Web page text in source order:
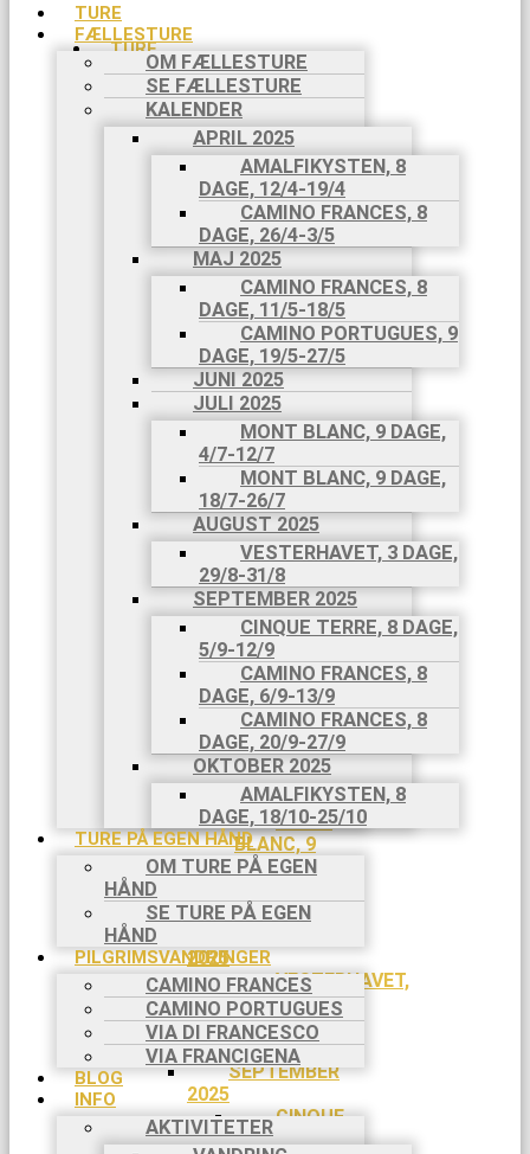
TURE
FÆLLESTURE
OM FÆLLESTURE
SE FÆLLESTURE
KALENDER
APRIL 2025
AMALFIKYSTEN, 8
DAGE, 12/4-19/4
CAMINO FRANCES, 8
DAGE, 26/4-3/5
MAJ 2025
CAMINO FRANCES, 8
DAGE, 11/5-18/5
CAMINO PORTUGUES, 9
DAGE, 19/5-27/5
JUNI 2025
JULI 2025
MONT BLANC, 9 DAGE,
4/7-12/7
MONT BLANC, 9 DAGE,
18/7-26/7
AUGUST 2025
VESTERHAVET, 3 DAGE,
29/8-31/8
SEPTEMBER 2025
CINQUE TERRE, 8 DAGE,
5/9-12/9
CAMINO FRANCES, 8
DAGE, 6/9-13/9
CAMINO FRANCES, 8
DAGE, 20/9-27/9
OKTOBER 2025
AMALFIKYSTEN, 8
DAGE, 18/10-25/10
TURE PÅ EGEN HÅND
OM TURE PÅ EGEN
HÅND
SE TURE PÅ EGEN
HÅND
PILGRIMSVANDRINGER
CAMINO FRANCES
CAMINO PORTUGUES
VIA DI FRANCESCO
VIA FRANCIGENA
BLOG
INFO
AKTIVITETER
TURE
FÆLLESTURE
OM
FÆLLESTURE
SE
FÆLLESTURE
KALENDER
APRIL 2025
AMALFIKYSTEN,
8 DAGE,
12/4-
19/4
CAMINO
FRANCES,
8 DAGE,
26/4-3/5
MAJ 2025
CAMINO
FRANCES,
8 DAGE,
11/5-
18/5
CAMINO
PORTUGUES,
9 DAGE,
19/5-
27/5
JUNI
2025
JULI 2025
MONT
BLANC, 9
DAGE, 4/7-
12/7
MONT
BLANC, 9
DAGE,
26/7
2025
VESTERHAVET,
3 DAGE,
29/8-
31/8
SEPTEMBER
2025
CINQUE
TERRE, 8